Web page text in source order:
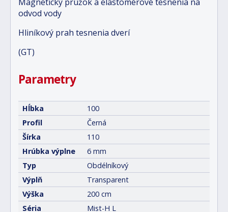
odvod vody
Hliníkový prah tesnenia dverí
(GT)
Parametry
Hĺbka
100
Profil
Černá
Šírka
110
Hrúbka výplne
6 mm
Typ
Obdélníkový
Výplň
Transparent
Výška
200 cm
Séria
Mist-H L